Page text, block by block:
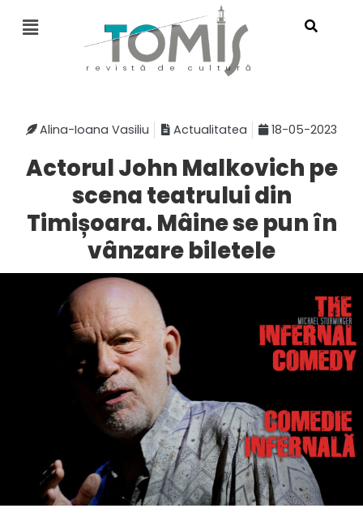
revistă de cultură
Alina-Ioana Vasiliu Actualitatea 18-05-2023
Actorul John Malkovich pe
scena teatrului din
Timișoara. Mâine se pun în
vânzare biletele